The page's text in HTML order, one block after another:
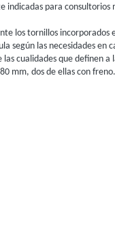
indicadas para
los tornillos
según las necesidades en
cualidades que definen a
mm, dos de ellas con freno.